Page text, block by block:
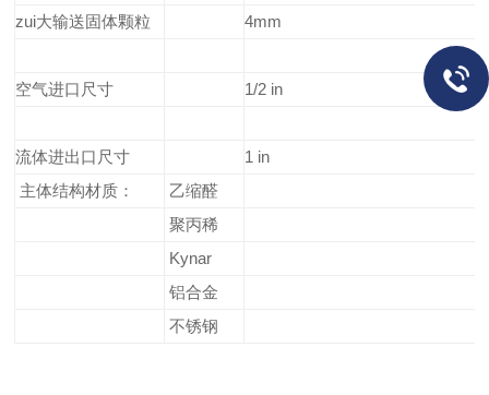
zui大输送固体颗粒 4mm
空气进口尺寸 1/2 in
流体进出口尺寸
1 in
主体结构材质：
乙缩醛
聚丙稀
Kynar
铝合金
不锈钢